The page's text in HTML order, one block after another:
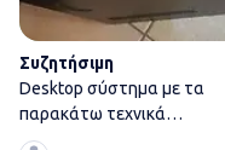
Συζητήσιμη
Desktop σύστημα με τα
παρακάτω τεχνικά
χαρακτηριστικά: Windows